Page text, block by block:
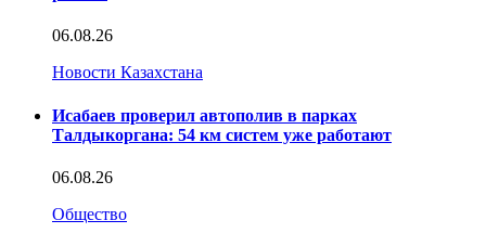
06.08.26
Новости Казахстана
Исабаев проверил автополив в парках
Талдыкоргана: 54 км систем уже работают
06.08.26
Общество